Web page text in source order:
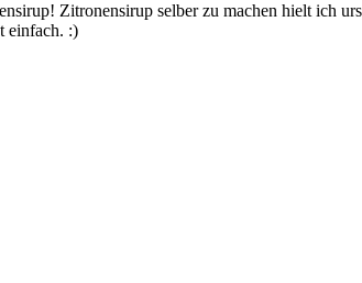
Zitronensirup selber zu machen hielt ich
einfach. :)